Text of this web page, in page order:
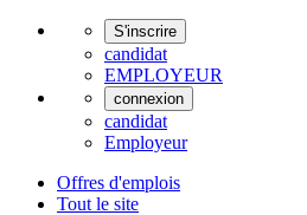
S'inscrire
candidat
EMPLOYEUR
connexion
candidat
Employeur
Offres d'emplois
Tout le site